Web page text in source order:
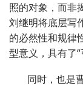
照的对象，而非
刘继明将底层写
的必然性和规律
型意义，具有了“
同时，也是